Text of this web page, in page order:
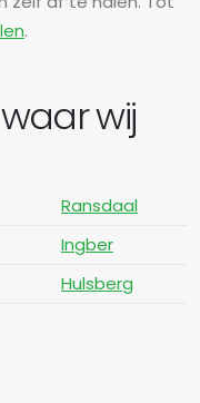
.
wij
Ransdaal
Ingber
Hulsberg